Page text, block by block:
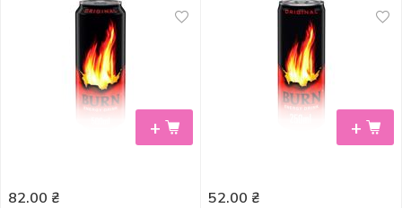
+
82.00 ₴
+
52.00 ₴